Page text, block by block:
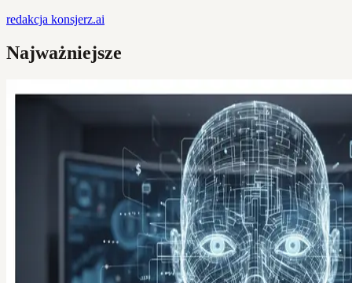
redakcja konsjerz.ai
Najważniejsze